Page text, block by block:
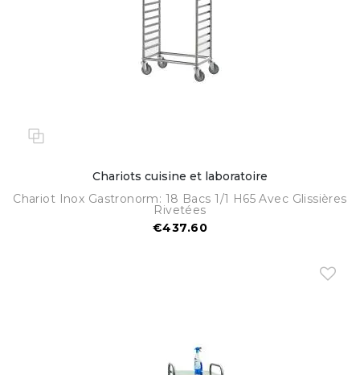
Chariots cuisine et laboratoire
Chariot Inox Gastronorm: 18 Bacs 1/1 H65 Avec Glissières
Rivetées
€437.60